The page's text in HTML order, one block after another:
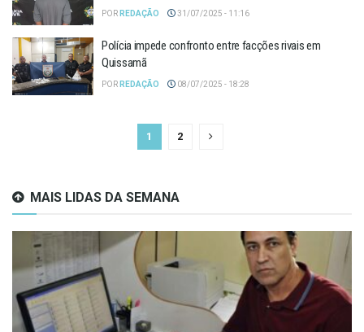
POR REDAÇÃO 31/07/2025 - 11:16
Polícia impede confronto entre facções rivais em
Quissamã
POR REDAÇÃO 08/07/2025 - 18:28
1 2
MAIS LIDAS DA SEMANA